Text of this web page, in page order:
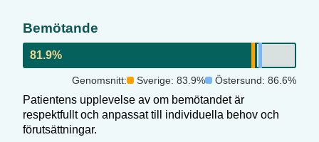
Bemötande
81.9%
Genomsnitt: Sverige: 83.9% Östersund: 86.6%
Patientens upplevelse av om bemötandet är
respektfullt och anpassat till individuella behov och
förutsättningar.